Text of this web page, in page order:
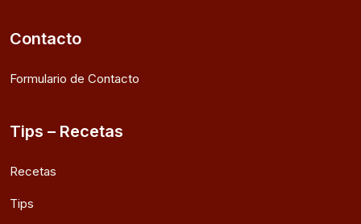
Contacto
Formulario de Contacto
Tips – Recetas
Recetas
Tips